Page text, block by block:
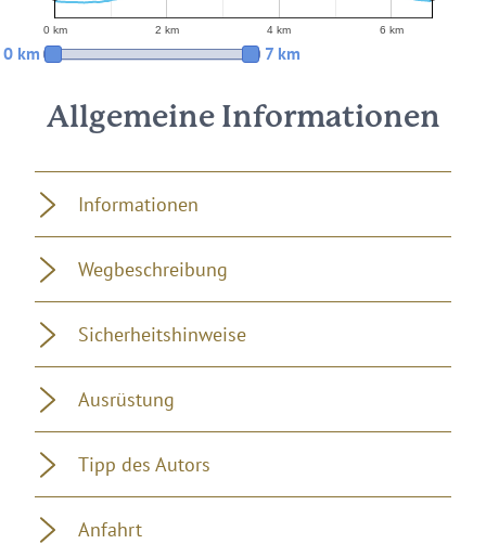
0 km 2 km 4 km 6 km
Allgemeine Informationen